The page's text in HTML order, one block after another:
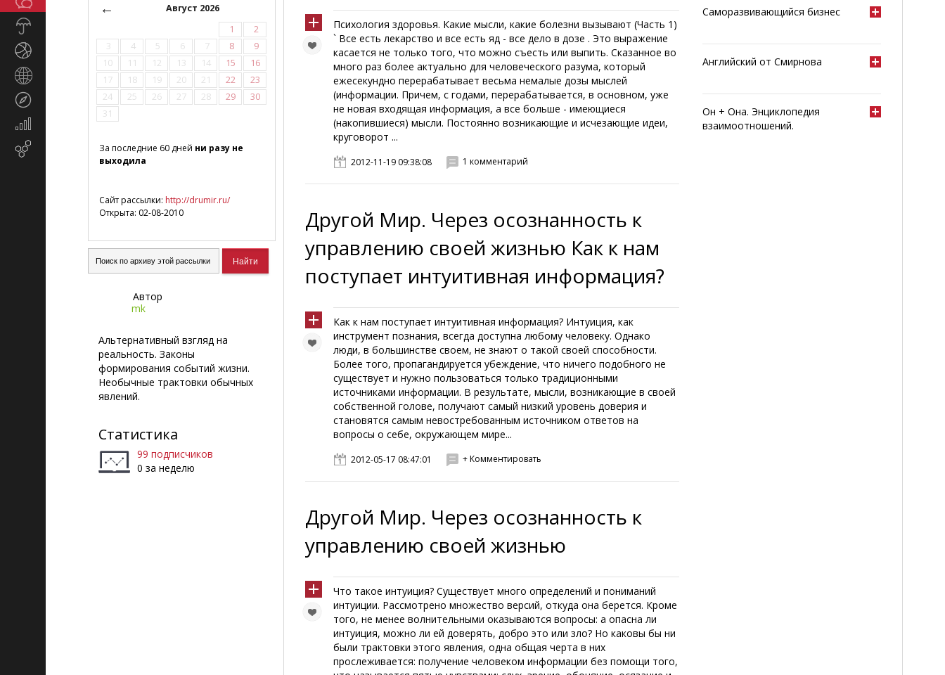
Экономика
маркетинг
←
Август 2026
1
2
3
4 5 6 7 8
9
10
11 12 13 14 15
16
17
18 19 20 21 22
23
24
25 26 27 28 29
30
31
За последние 60 дней ни разу не
выходила
Сайт рассылки: http://drumir.ru/
Открыта: 02-08-2010
Автор
mk
Альтернативный взгляд на
реальность. Законы
формирования событий жизни.
Необычные трактовки обычных
явлений.
Статистика
99 подписчиков
0 за неделю
Психология здоровья. Какие мысли, какие болезни вызывают (Часть 1)
` Все есть лекарство и все есть яд - все дело в дозе . Это выражение
касается не только того, что можно съесть или выпить. Сказанное во
много раз более актуально для человеческого разума, который
ежесекундно перерабатывает весьма немалые дозы мыслей
(информации. Причем, с годами, перерабатывается, в основном, уже
не новая входящая информация, а все больше - имеющиеся
(накопившиеся) мысли. Постоянно возникающие и исчезающие идеи,
круговорот ...
2012-11-19 09:38:08 1 комментарий
Другой Мир. Через осознанность к
управлению своей жизнью Как к нам
поступает интуитивная информация?
Как к нам поступает интуитивная информация? Интуиция, как
инструмент познания, всегда доступна любому человеку. Однако
люди, в большинстве своем, не знают о такой своей способности.
Более того, пропагандируется убеждение, что ничего подобного не
существует и нужно пользоваться только традиционными
источниками информации. В результате, мысли, возникающие в своей
собственной голове, получают самый низкий уровень доверия и
становятся самым невостребованным источником ответов на
вопросы о себе, окружающем мире...
2012-05-17 08:47:01 + Комментировать
Другой Мир. Через осознанность к
управлению своей жизнью
Что такое интуиция? Существует много определений и пониманий
интуиции. Рассмотрено множество версий, откуда она берется. Кроме
того, не менее волнительными оказываются вопросы: а опасна ли
интуиция, можно ли ей доверять, добро это или зло? Но каковы бы ни
были трактовки этого явления, одна общая черта в них
прослеживается: получение человеком информации без помощи того,
Саморазвивающийся бизнес
Английский от Смирнова
Он + Она. Энциклопедия
взаимоотношений.